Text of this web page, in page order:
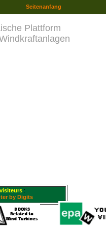
Plattform
:
Seitenanfang